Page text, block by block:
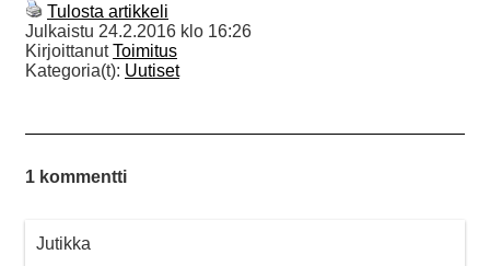
Tulosta artikkeli
Julkaistu 24.2.2016 klo 16:26
KirjoittanutToimitus
Kategoria(t): Uutiset
1 kommentti
Jutikka